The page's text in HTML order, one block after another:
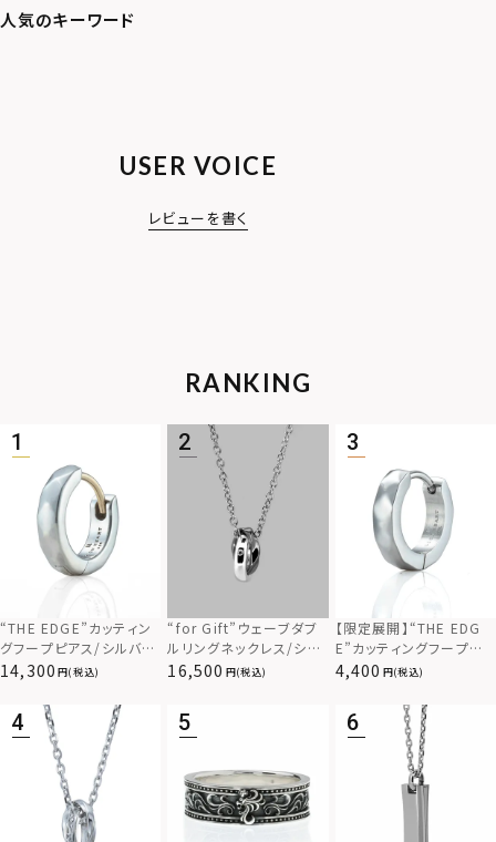
USER VOICE
レビューを書く
RANKING
“THE EDGE”カッティン
グフープピアス/シルバー
925
14,300 (税込)
“for Gift”ウェーブダブ
ルリングネックレス/シル
バー×ブラック/シルバー
16,500 (税込)
【限定展開】“THE EDG
E”カッティングフープピ
アス/サージカルステンレ
4,400 (税込)